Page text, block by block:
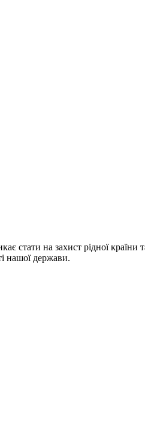
стати на захист рідної
нашої держави.